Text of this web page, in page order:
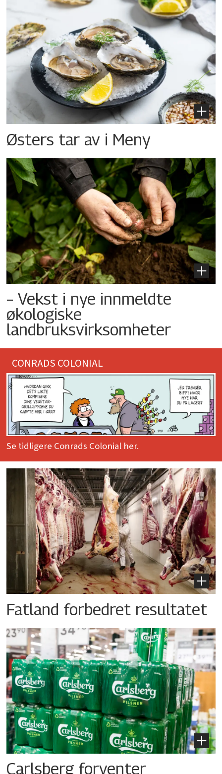
Østers tar av i Meny
– Vekst i nye innmeldte
økologiske
landbruksvirksomheter
CONRADS COLONIAL
Se tidligere Conrads Colonial her.
Fatland forbedret resultatet
Carlsberg forventer